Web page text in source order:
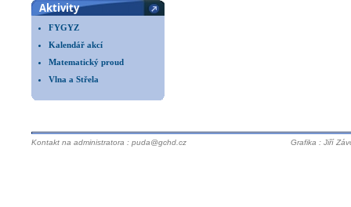
Aktivity
FYGYZ
Kalendář akcí
Matematický proud
Vlna a Střela
Kontakt na administratora : puda@gchd.cz Grafika : Jiří